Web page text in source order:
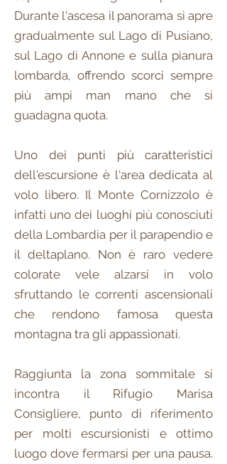
Durante l'ascesa il panorama si apre
gradualmente sul Lago di Pusiano,
sul Lago di Annone e sulla pianura
lombarda, offrendo scorci sempre
più ampi man mano che si
guadagna quota.
Uno dei punti più caratteristici
dell'escursione è l'area dedicata al
volo libero. Il Monte Cornizzolo è
infatti uno dei luoghi più conosciuti
della Lombardia per il parapendio e
il deltaplano. Non è raro vedere
colorate vele alzarsi in volo
sfruttando le correnti ascensionali
che rendono famosa questa
montagna tra gli appassionati.
Raggiunta la zona sommitale si
incontra il Rifugio Marisa
Consigliere, punto di riferimento
per molti escursionisti e ottimo
luogo dove fermarsi per una pausa.